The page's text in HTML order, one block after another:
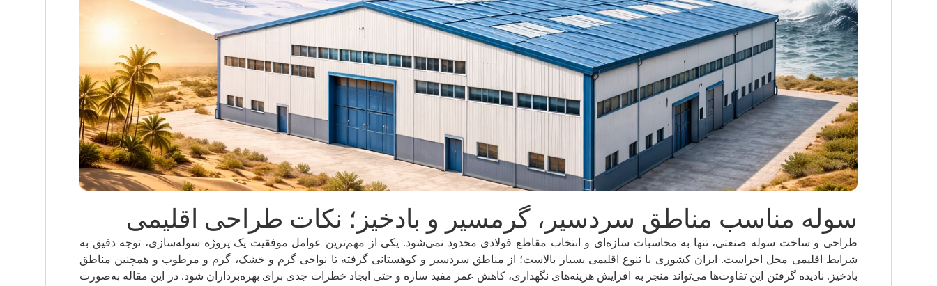
سوله مناسب مناطق سردسیر، گرمسیر و بادخیز؛ نکات طراحی اقلیمی
طراحی و ساخت سوله صنعتی، تنها به محاسبات سازه‌ای و انتخاب مقاطع فولادی محدود نمی‌شود. یکی از مهم‌ترین عوامل موفقیت یک پروژه سوله‌سازی، توجه دقیق به
شرایط اقلیمی محل اجراست. ایران کشوری با تنوع اقلیمی بسیار بالاست؛ از مناطق سردسیر و کوهستانی گرفته تا نواحی گرم و خشک، گرم و مرطوب و همچنین مناطق
بادخیز. نادیده گرفتن این تفاوت‌ها می‌تواند منجر به افزایش هزینه‌های نگهداری، کاهش عمر مفید سازه و حتی ایجاد خطرات جدی برای بهره‌برداران شود. در این مقاله به‌صورت